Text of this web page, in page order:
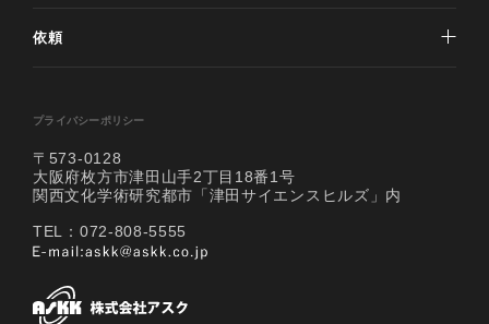
依頼
プライバシーポリシー
〒573-0128
大阪府枚方市津田山手2丁目18番1号
関西文化学術研究都市「津田サイエンスヒルズ」内
TEL：072-808-5555